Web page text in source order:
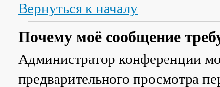
Вернуться к началу
Почему моё сообщение
Администратор конференции
предварительного просмотра